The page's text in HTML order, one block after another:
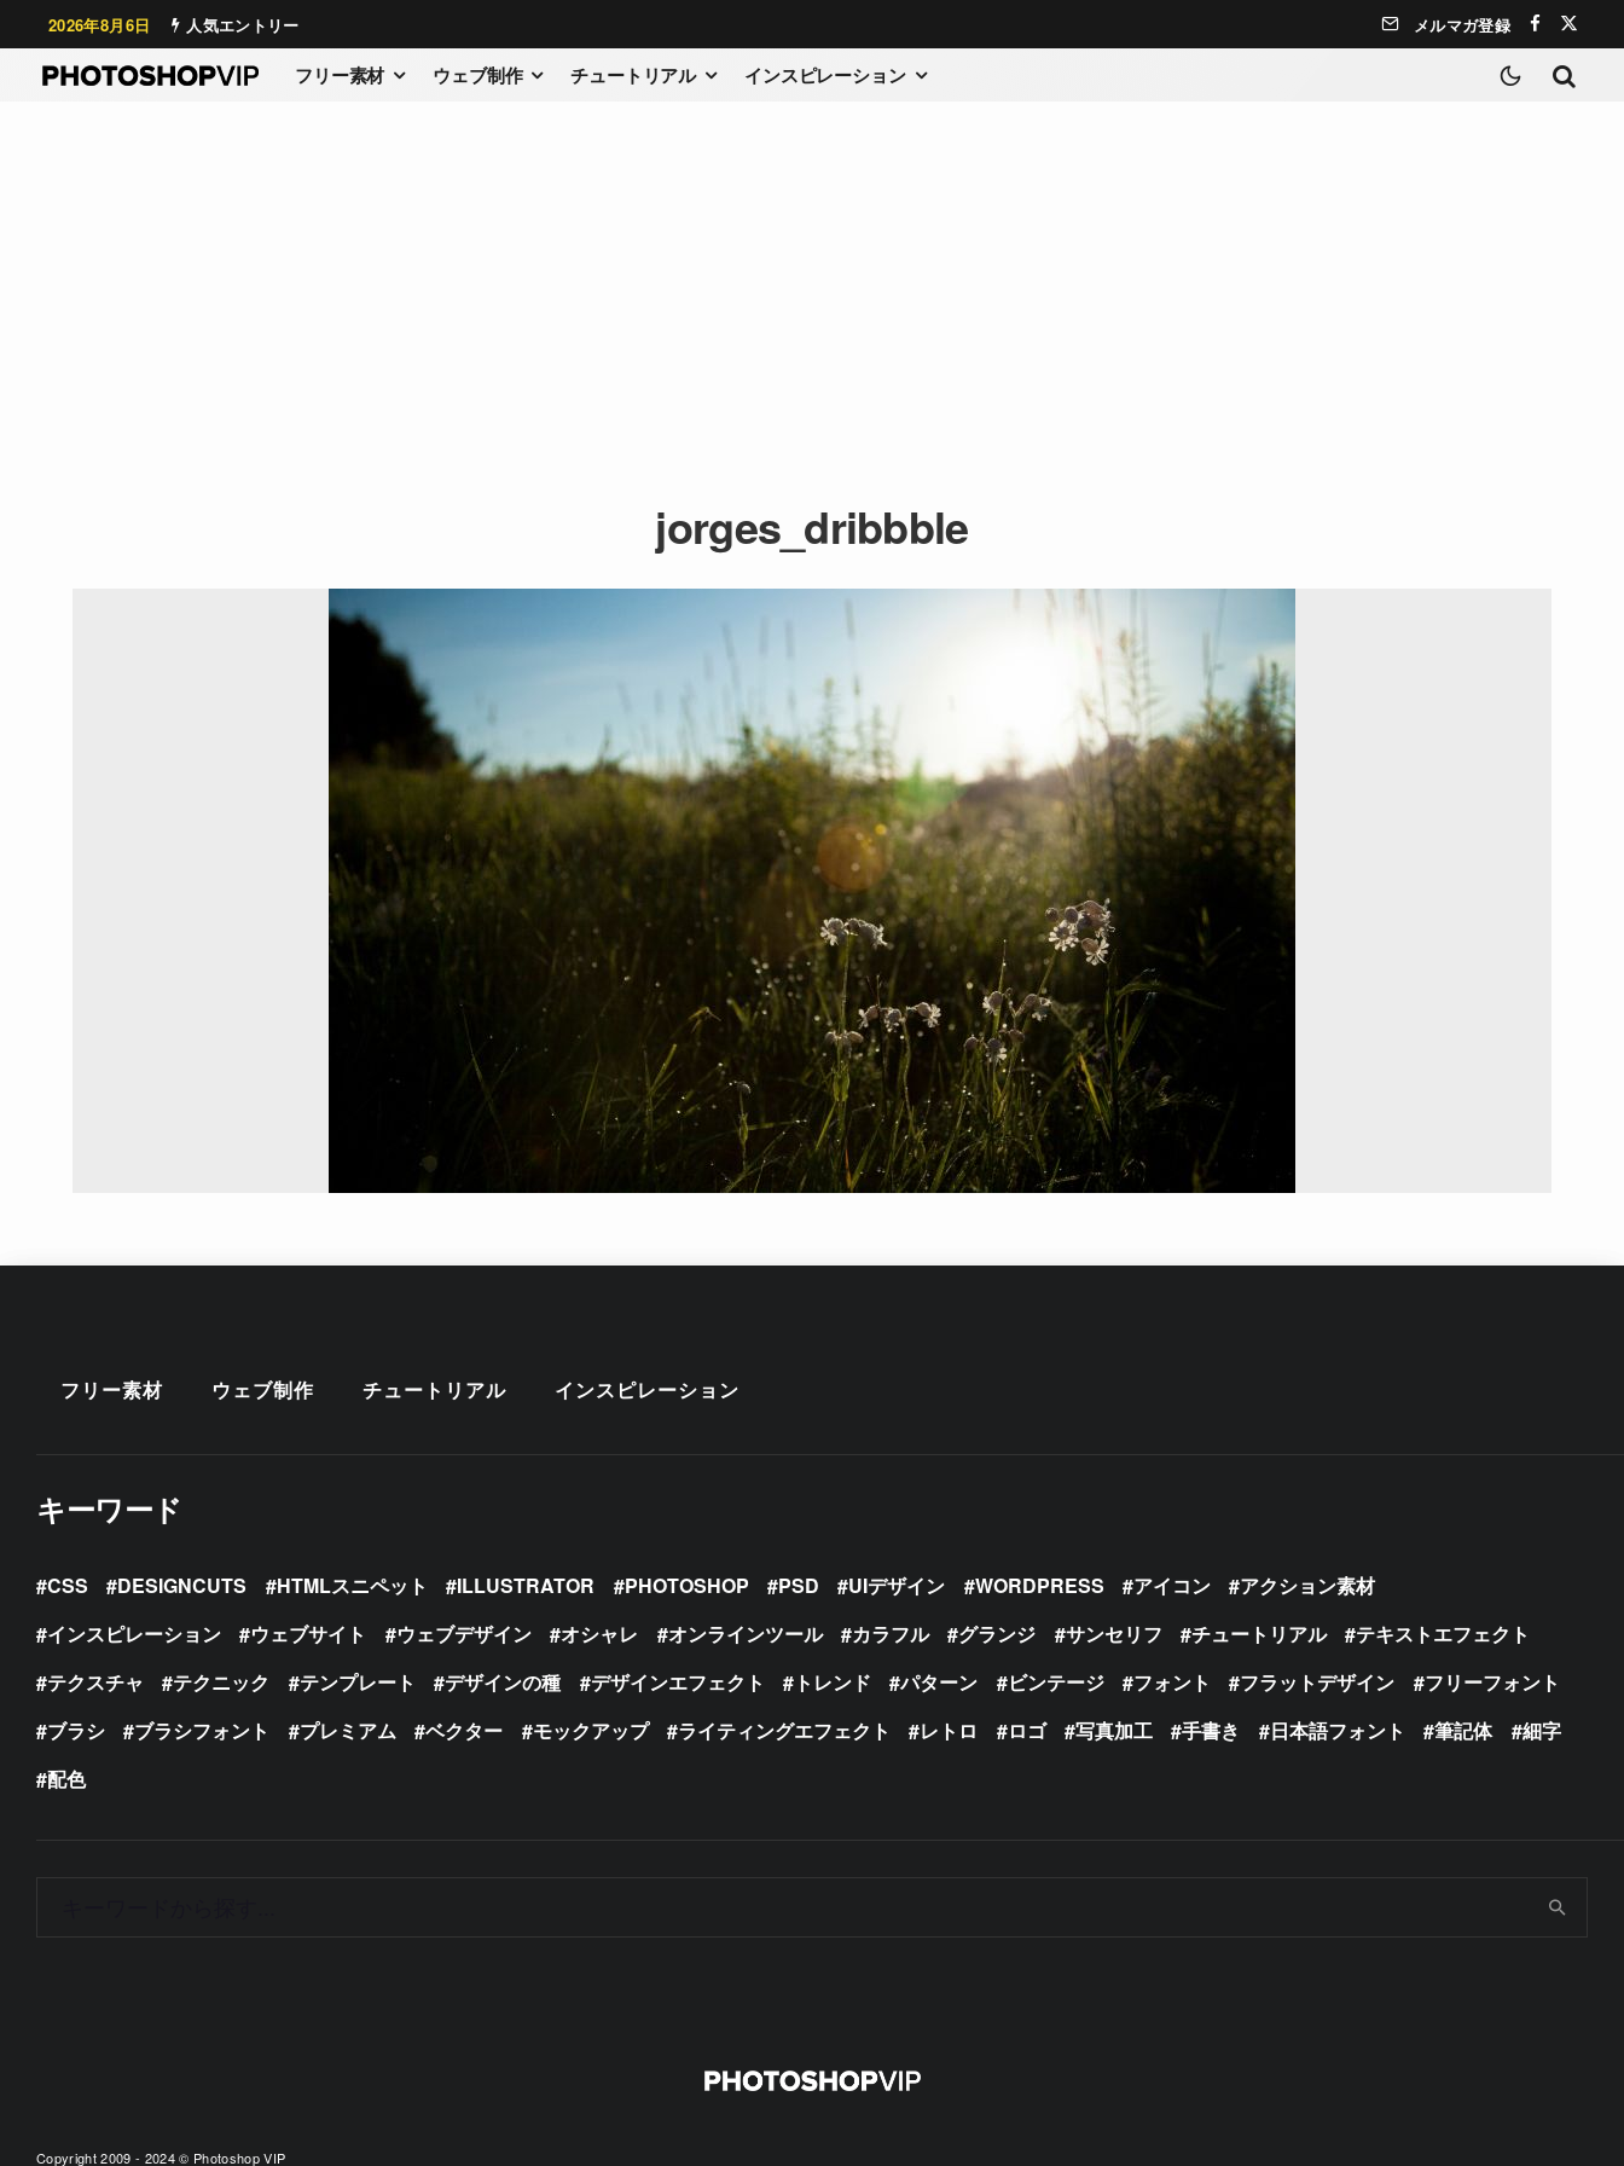
2026年8月6日 人気エントリー メルマガ登録
フリー素材 ウェブ制作 チュートリアル インスピレーション
jorges_dribbble
フリー素材 ウェブ制作 チュートリアル インスピレーション
キーワード
CSS DESIGNCUTS HTMLスニペット ILLUSTRATOR PHOTOSHOP PSD UIデザイン WORDPRESS アイコン
アクション素材
インスピレーション
ウェブサイト ウェブデザイン オシャレ オンラインツール カラフル グランジ サンセリフ チュートリアル
テキストエフェクト
テクスチャ
テクニック テンプレート デザインの種 デザインエフェクト トレンド パターン ビンテージ フォント フラットデザイン
フリーフォント
ブラシ
ブラシフォント プレミアム ベクター モックアップ ライティングエフェクト レトロ ロゴ 写真加工 手書き 日本語フォント 筆記体
細字
配色
Copyright 2009 - 2024 © Photoshop VIP